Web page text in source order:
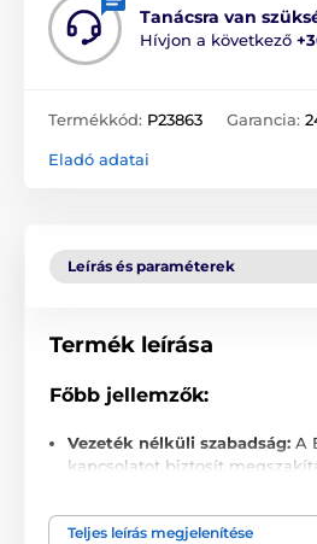
Tanácsra van
Hívjon a következő
Termékkód: P23863 Garancia:
Eladó adatai
Leírás és paraméterek
Termék leírása
Főbb jellemzők:
Vezeték nélküli szabadság: A
kapcsolatot biztosít
elhelyezhető hátizsákban vagy
Teljes leírás megjelenítése